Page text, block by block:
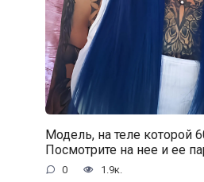
Модель, на теле которой
Посмотрите на нее и ее
0 1.9к.